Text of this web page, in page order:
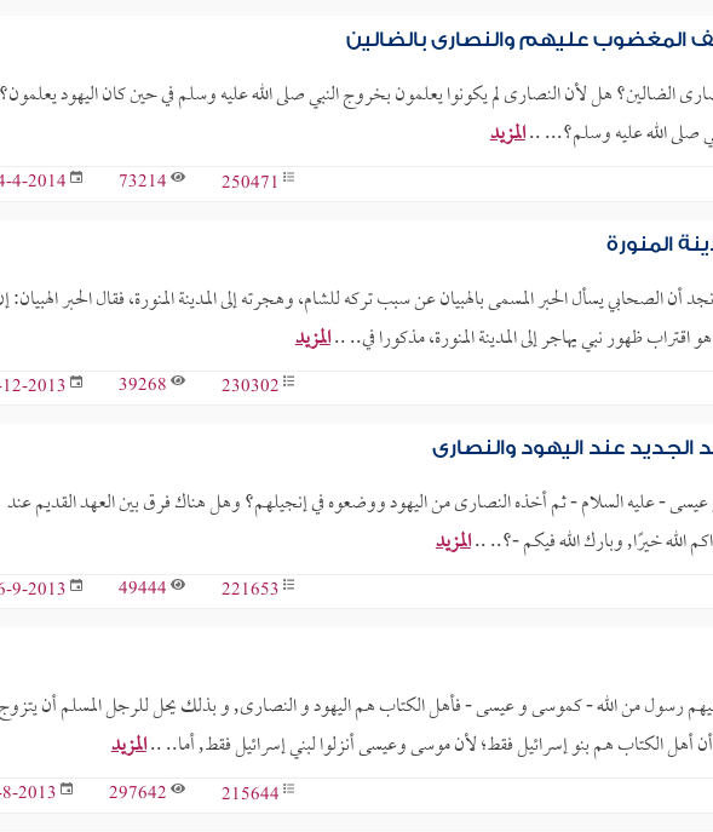
عليهم والنصارى بالضالين
الضالين؟ هل لأن النصارى لم يكونوا يعلمون بخروج النبي صلى الله عليه وسلم في حين كان اليهود
صلى الله عليه وسلم؟... ..المزيد
250471
73214
4-2014
المنورة
يسأل الحبر المسمى بالهبيان عن سبب تركه للشام، وهجرته إلى المدينة المنورة، فقال الحبر الهبيان:
اقتراب ظهور نبي يهاجر إلى المدينة المنورة، مذكورا في.. ..المزيد
230302
39268
2013
الجديد عند اليهود والنصارى
عيسى - عليه السلام - ثم أخذه النصارى من اليهود ووضعوه في إنجيلهم؟ وهل هناك فرق بين العهد القديم عند
الله خيرًا, وبارك الله فيكم -؟.. ..المزيد
221653
49444
9-2013
رسول من الله - كموسى و عيسى - فأهل الكتاب هم اليهود و النصارى, و بذلك يحل للرجل المسلم أن
الكتاب هم بنو إسرائيل فقط؛ لأن موسى وعيسى أنزلوا لبني إسرائيل فقط, أما.. ..المزيد
215644
297642
2013